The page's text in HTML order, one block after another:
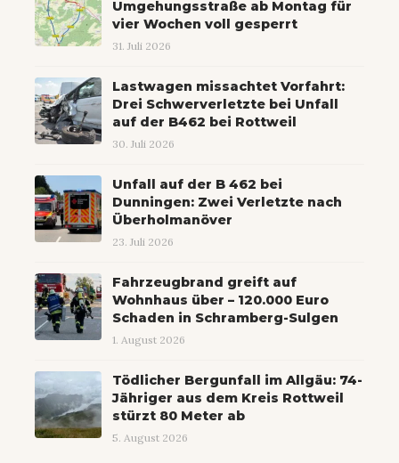
Umgehungsstraße ab Montag für
vier Wochen voll gesperrt
31. Juli 2026
Lastwagen missachtet Vorfahrt:
Drei Schwerverletzte bei Unfall
auf der B462 bei Rottweil
30. Juli 2026
Unfall auf der B 462 bei
Dunningen: Zwei Verletzte nach
Überholmanöver
23. Juli 2026
Fahrzeugbrand greift auf
Wohnhaus über – 120.000 Euro
Schaden in Schramberg-Sulgen
1. August 2026
Tödlicher Bergunfall im Allgäu: 74-
Jähriger aus dem Kreis Rottweil
stürzt 80 Meter ab
5. August 2026